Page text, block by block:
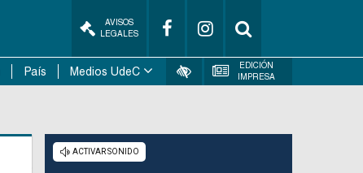
AVISOS
LEGALES
País Medios UdeC
EDICIÓN
IMPRESA